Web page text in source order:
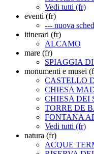
Vedi tutti (fr)
eventi (fr)
--- nuova
itinerari (fr)
ALCAMO
mare (fr)
SPIAGGIA
monumenti e musei
CASTELLO
CHIESA
CHIESA DEI
TORRE DE
FONTANA
Vedi tutti (fr)
natura (fr)
ACQUE